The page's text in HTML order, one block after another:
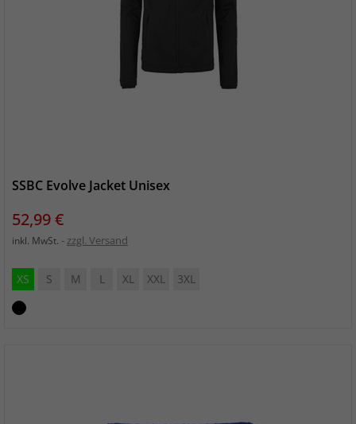
SSBC Evolve Jacket Unisex
Preis
52,99 €
inkl. MwSt. zzgl. Versand
XS S M L XL XXL 3XL
schwarz/schwarz